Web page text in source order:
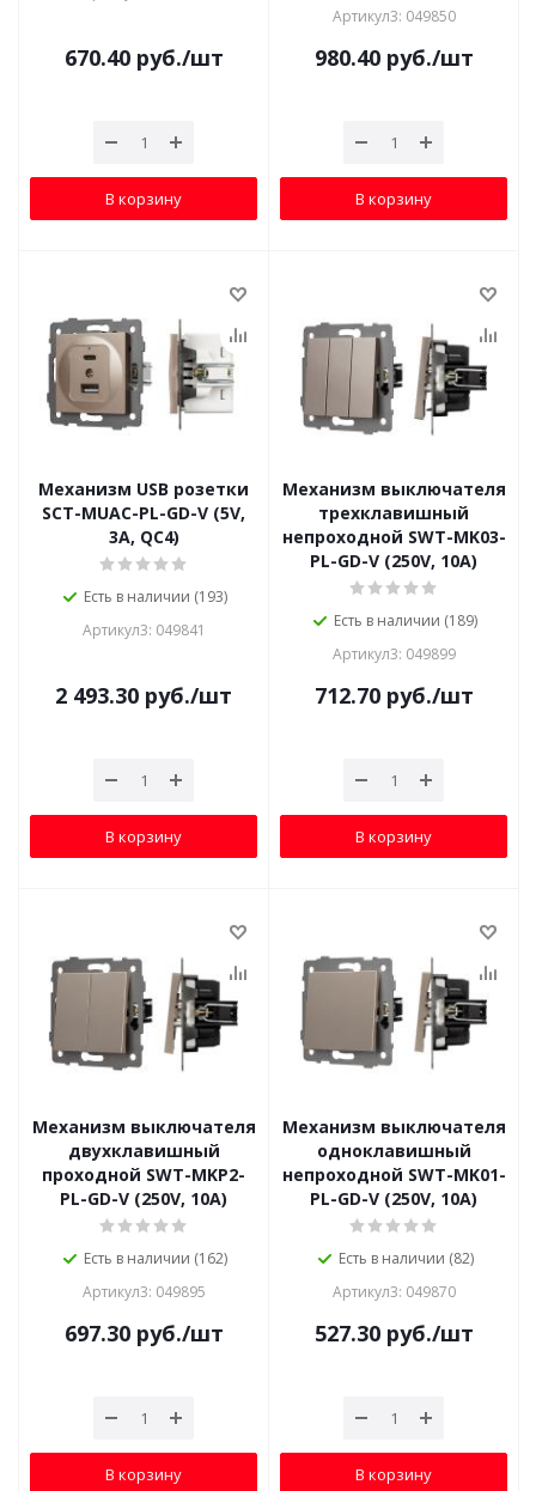
670.40руб./шт
В корзину
Артикул3: 049850
980.40руб./шт
В корзину
Механизм USB розетки
SCT-MUAC-PL-GD-V (5V,
3A, QC4)
Есть в наличии (193)
Артикул3: 049841
2 493.30 руб./шт
В корзину
Механизм выключателя
трехклавишный
непроходной SWT-MK03-
PL-GD-V (250V, 10A)
Есть в наличии (189)
Артикул3: 049899
712.70руб./шт
В корзину
Механизм выключателя
двухклавишный
проходной SWT-MKP2-
PL-GD-V (250V, 10A)
Есть в наличии (162)
Артикул3: 049895
697.30руб./шт
В корзину
Механизм выключателя
одноклавишный
непроходной SWT-MK01-
PL-GD-V (250V, 10A)
Есть в наличии (82)
Артикул3: 049870
527.30руб./шт
В корзину